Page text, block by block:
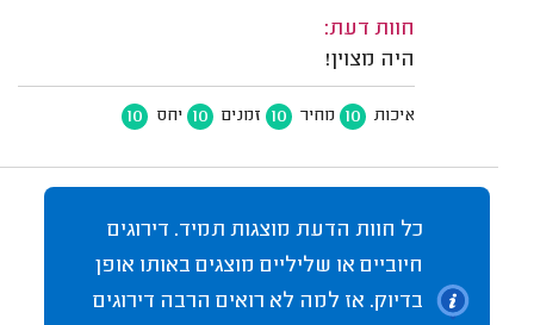
חוות דעת:
היה מצוין!
איכות 10 מחיר 10 זמנים 10 יחס 10
כל חוות הדעת מוצגות תמיד. דירוגים
חיוביים או שליליים מוצגים באותו אופן
בדיוק. אז למה לא רואים הרבה דירוגים